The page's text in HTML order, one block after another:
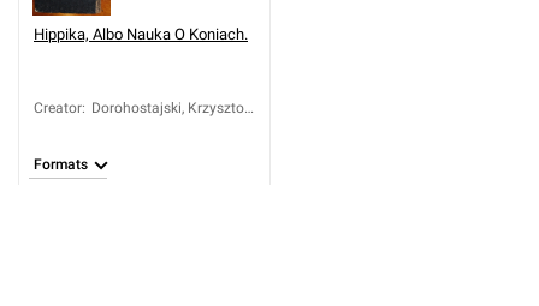
Hippika, Albo Nauka O Koniach.
Creator: Dorohostajski, Krzysztof
Formats